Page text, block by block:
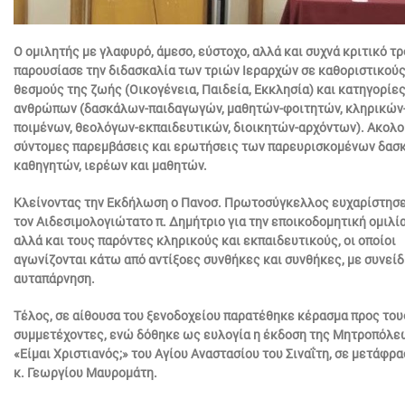
Ο ομιλητής με γλαφυρό, άμεσο, εύστοχο, αλλά και συχνά κριτικό
παρουσίασε την διδασκαλία των τριών Ιεραρχών σε καθοριστικούς
θεσμούς της ζωής (Οικογένεια, Παιδεία, Εκκλησία) και κατηγορίες
ανθρώπων (δασκάλων-παιδαγωγών, μαθητών-φοιτητών,
ποιμένων, θεολόγων-εκπαιδευτικών, διοικητών-αρχόντων).
σύντομες παρεμβάσεις και ερωτήσεις των παρευρισκομένων
καθηγητών, ιερέων και μαθητών.
Κλείνοντας την Εκδήλωση ο Πανοσ. Πρωτοσύγκελλος
τον Αιδεσιμολογιώτατο π. Δημήτριο για την εποικοδομητική
αλλά και τους παρόντες κληρικούς και εκπαιδευτικούς, οι οποίοι
αγωνίζονται κάτω από αντίξοες συνθήκες και συνθήκες, με
αυταπάρνηση.
Τέλος, σε αίθουσα του ξενοδοχείου παρατέθηκε κέρασμα προς
συμμετέχοντες, ενώ δόθηκε ως ευλογία η έκδοση της
«Είμαι Χριστιανός;» του Αγίου Αναστασίου του Σιναΐτη, σε
κ. Γεωργίου Μαυρομάτη.